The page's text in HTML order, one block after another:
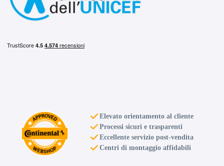
Elevato orientamento al cliente
Processi sicuri e trasparenti
Eccellente servizio post-vendita
Centri di montaggio affidabili